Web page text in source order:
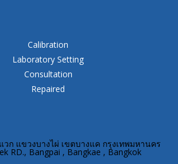
Calibration
Laboratory Setting
Consultation
Repaired
ก แขวงบางไผ่ เขตบางแค กรุงเทพมหานคร
RD., Bangpai , Bangkae , Bangkok